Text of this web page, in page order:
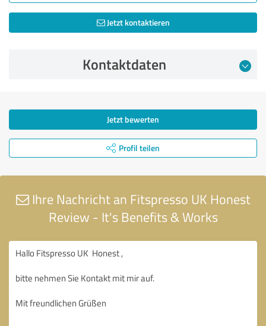
Jetzt kontaktieren
Kontaktdaten
Jetzt bewerten
Profil teilen
Ihre Nachricht an Fitspresso UK Honest
Review - It's Benefits & Works